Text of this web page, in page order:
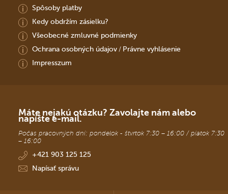
Spôsoby platby
Kedy obdržím zásielku?
Všeobecné zmluvné podmienky
Ochrana osobných údajov/ Právne vyhlásenie
Impresszum
Máte nejakú otázku? Zavolajte nám alebo
napíšte e-mail.
Počas pracovných dní: pondelok - štvrtok 7:30 – 16:00 / piatok 7:30
– 16:00
+421 903 125 125
Napísať správu